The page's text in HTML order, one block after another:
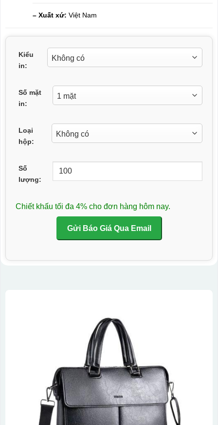
– Xuất xứ: Việt Nam
Kiểu
in:
Số mặt
in:
Loại
hộp:
Số
lượng:
Chiết khấu tối đa 4% cho đơn hàng hôm nay.
Gửi Báo Giá Qua Email